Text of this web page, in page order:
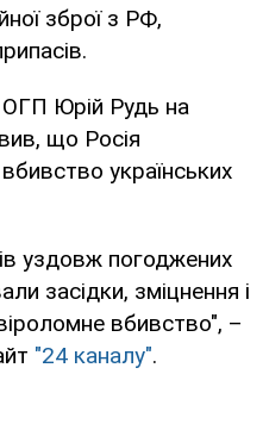
зброї з РФ,
Юрій Рудь на
що Росія
українських
уздовж погоджених
засідки, зміцнення і
вбивство", –
"24 каналу".